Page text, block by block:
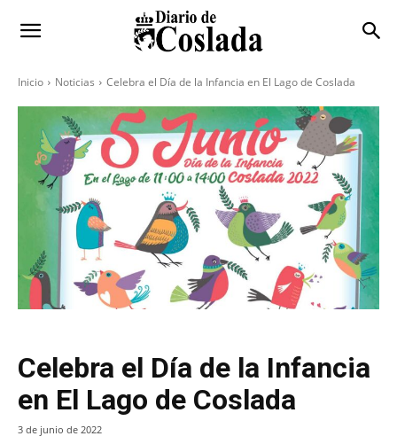
Inicio Noticias Celebra el Día de la Infancia en El Lago de Coslada
Celebra el Día de la Infancia
en El Lago de Coslada
3 de junio de 2022